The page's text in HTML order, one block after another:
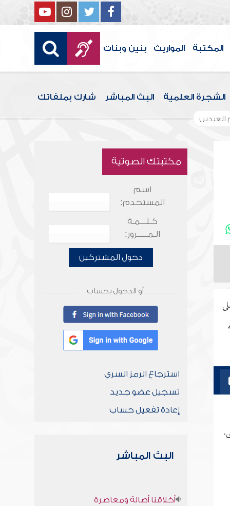
المكتبة المواريث بنين وبنات
الشجرة العلمية البث المباشر شارك بملفاتك
العيدين
مكتبتك الصوتية
اسم
المستخدم:
كـلـــمـة
الـمـــــرور:
دخول المشتركين
أو الدخول بحساب
استرجاع الرمز السري
تسجيل عضو جديد
إعادة تفعيل حساب
البث المباشر
أخلاقنا أصالة ومعاصرة